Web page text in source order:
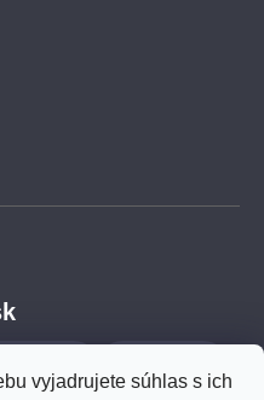
vyjadrujete súhlas s ich